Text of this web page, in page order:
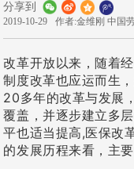
分享到
2019-10-29 作者:金维刚 中国
改革开放以来，随着
制度改革也应运而生
20多年的改革与发展
覆盖，并逐步建立多
平也适当提高,医保改
的发展历程来看，主